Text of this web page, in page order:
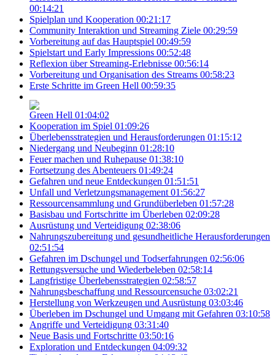
00:14:21
Spielplan und Kooperation 00:21:17
Community Interaktion und Streaming Ziele 00:29:59
Vorbereitung auf das Hauptspiel 00:49:59
Spielstart und Early Impressions 00:52:48
Reflexion über Streaming-Erlebnisse 00:56:14
Vorbereitung und Organisation des Streams 00:58:23
Erste Schritte im Green Hell 00:59:35
Green Hell 01:04:02
Kooperation im Spiel 01:09:26
Überlebensstrategien und Herausforderungen 01:15:12
Niedergang und Neubeginn 01:28:10
Feuer machen und Ruhepause 01:38:10
Fortsetzung des Abenteuers 01:49:24
Gefahren und neue Entdeckungen 01:51:51
Unfall und Verletzungsmanagement 01:56:27
Ressourcensammlung und Grundüberleben 01:57:28
Basisbau und Fortschritte im Überleben 02:09:28
Ausrüstung und Verteidigung 02:38:06
Nahrungszubereitung und gesundheitliche Herausforderungen
02:51:54
Gefahren im Dschungel und Todserfahrungen 02:56:06
Rettungsversuche und Wiederbeleben 02:58:14
Langfristige Überlebensstrategien 02:58:57
Nahrungsbeschaffung und Ressourcensuche 03:02:21
Herstellung von Werkzeugen und Ausrüstung 03:03:46
Überleben im Dschungel und Umgang mit Gefahren 03:10:58
Angriffe und Verteidigung 03:31:40
Neue Basis und Fortschritte 03:50:16
Exploration und Entdeckungen 04:09:32